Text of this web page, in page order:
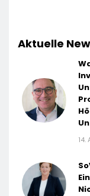
Aktuelle
14.